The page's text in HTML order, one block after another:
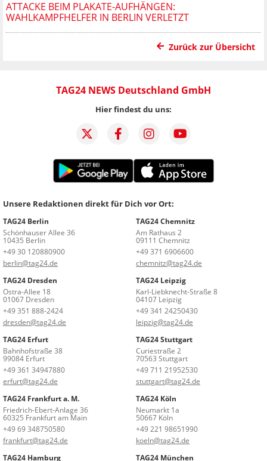
ATTACKE BEIM PLAKATE-AUFHÄNGEN:
WAHLKAMPFHELFER IN BERLIN VERLETZT
Zurück zur Übersicht
TAG24 NEWS Deutschland GmbH
Hier findest du uns:
Unsere Redaktionen direkt für Dich vor Ort:
TAG24 Berlin
Schönhauser Allee 36
10435 Berlin
+49 30 120880900
berlin@tag24.de
TAG24 Chemnitz
Am Rathaus 2
09111 Chemnitz
+49 371 6906600
chemnitz@tag24.de
TAG24 Dresden
Ostra-Allee 18
01067 Dresden
+49 351 888-2424
dresden@tag24.de
TAG24 Leipzig
Karl-Liebknecht-Straße 8
04107 Leipzig
+49 341 24250430
leipzig@tag24.de
TAG24 Erfurt
Bahnhofstraße 38
99084 Erfurt
+49 361 34947880
erfurt@tag24.de
TAG24 Stuttgart
Curiestraße 2
70563 Stuttgart
+49 711 21952530
stuttgart@tag24.de
TAG24 Frankfurt a. M.
Friedrich-Ebert-Anlage 36
60325 Frankfurt am Main
+49 69 348750580
frankfurt@tag24.de
TAG24 Köln
Neumarkt 1a
50667 Köln
+49 221 98651990
koeln@tag24.de
TAG24 Hamburg
TAG24 München